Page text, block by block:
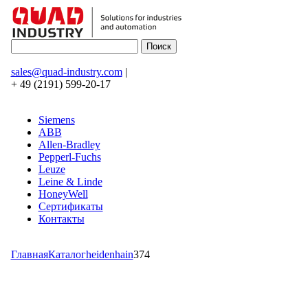
sales@quad-industry.com|
+ 49 (2191) 599-20-17
Siemens
ABB
Allen-Bradley
Pepperl-Fuchs
Leuze
Leine & Linde
HoneyWell
Сертификаты
Контакты
ГлавнаяКаталогheidenhain374